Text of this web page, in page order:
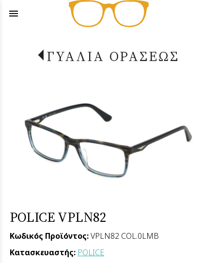
menu
ΓΥΑΛΙΑ ΟΡΑΣΕΩΣ
POLICE VPLN82
Κωδικός Προϊόντος:VPLN82 COL.0LMB
Κατασκευαστής: POLICE